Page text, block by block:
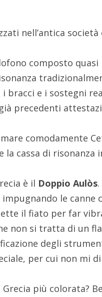
nell’antica società
composto
bracci e i sostegni
precedenti
comodamente
cassa di risonanza
è il Doppio Aulòs
le canne
il fiato per far
non si tratta di un
degli
per cui non mi
più colorata?